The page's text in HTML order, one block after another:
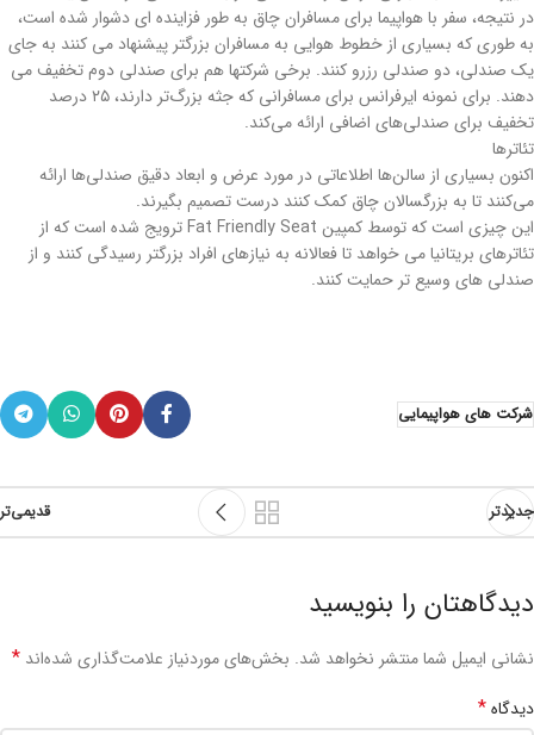
در نتیجه، سفر با هواپیما برای مسافران چاق به طور فزاینده ای دشوار شده است،
به طوری که بسیاری از خطوط هوایی به مسافران بزرگتر پیشنهاد می کنند به جای
یک صندلی، دو صندلی رزرو کنند. برخی شرکتها هم برای صندلی دوم تخفیف می
دهند. برای نمونه ایرفرانس برای مسافرانی که جثه بزرگ‌تر دارند، ۲۵ درصد
تخفیف برای صندلی‌های اضافی ارائه می‌کند.
تئاترها
اکنون بسیاری از سالن‌ها اطلاعاتی در مورد عرض و ابعاد دقیق صندلی‌ها ارائه
می‌کنند تا به بزرگسالان چاق کمک کنند درست تصمیم بگیرند.
این چیزی است که توسط کمپین Fat Friendly Seat ترویج شده است که از
تئاترهای بریتانیا می خواهد تا فعالانه به نیازهای افراد بزرگتر رسیدگی کنند و از
صندلی های وسیع تر حمایت کنند.
شرکت های هواپیمایی
جدیدتر قدیمی‌تر
دیدگاهتان را بنویسید
نشانی ایمیل شما منتشر نخواهد شد. بخش‌های موردنیاز علامت‌گذاری شده‌اند *
دیدگاه*